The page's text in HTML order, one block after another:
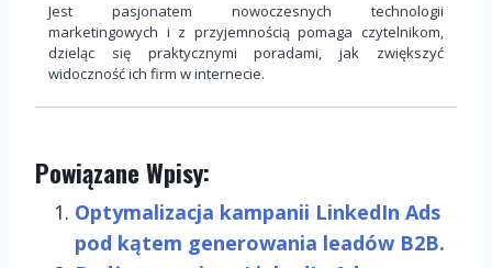
Jest pasjonatem nowoczesnych technologii
marketingowych i z przyjemnością pomaga czytelnikom,
dzieląc się praktycznymi poradami, jak zwiększyć
widoczność ich firm w internecie.
Powiązane Wpisy:
Optymalizacja kampanii LinkedIn Ads
pod kątem generowania leadów B2B.